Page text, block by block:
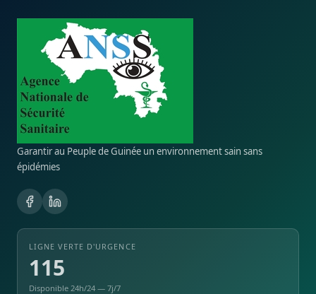
Garantir au Peuple de Guinée un environnement sain sans
épidémies
LIGNE VERTE D'URGENCE
115
Disponible 24h/24 — 7j/7